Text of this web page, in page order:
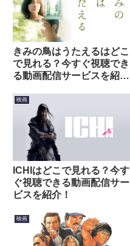
きみの鳥はうたえるはどこ
で見れる？今すぐ視聴でき
る動画配信サービスを紹
映画
ICHIはどこで見れる？今す
ぐ視聴できる動画配信サー
ビスを紹介！
映画